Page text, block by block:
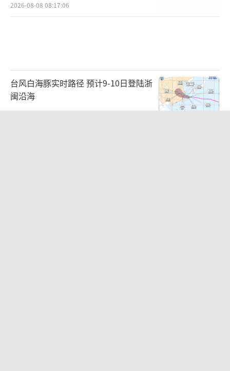
2026-08-08 08:17:06
台风白海豚实时路径 预计9-10日登陆浙
闽沿海
2026-08-07 20:35:50